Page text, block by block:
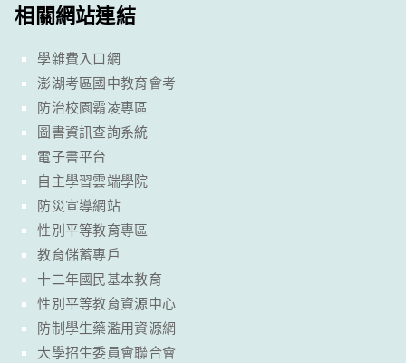
相關網站連結
學雜費入口網
澎湖考區國中教育會考
防治校園霸凌專區
圖書資訊查詢系統
電子書平台
自主學習雲端學院
防災宣導網站
性別平等教育專區
教育儲蓄專戶
十二年國民基本教育
性別平等教育資源中心
防制學生藥濫用資源網
大學招生委員會聯合會